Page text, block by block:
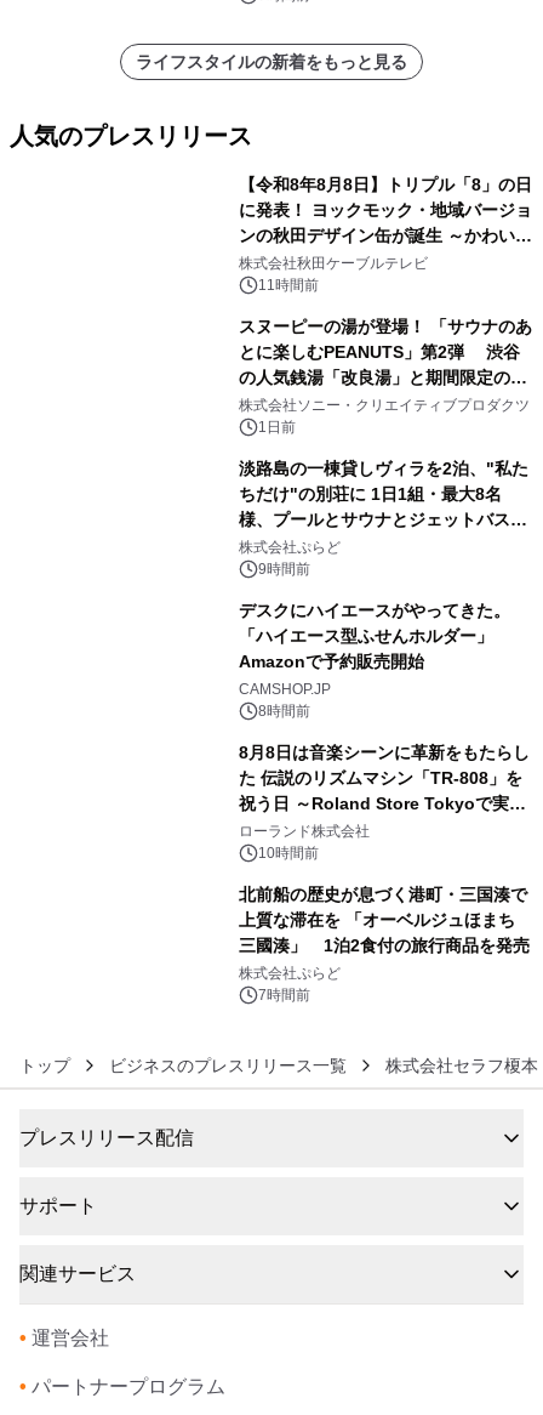
ライフスタイルの新着をもっと見る
人気のプレスリリース
【令和8年8月8日】トリプル「8」の日
に発表！ ヨックモック・地域バージョ
ンの秋田デザイン缶が誕生 ～かわいい
秋田犬の子犬と秋田の四季と名所を巡
るパッケージ～ 9月1日(火)秋田県内で
株式会社秋田ケーブルテレビ
11時間前
スヌーピーの湯が登場！ 「サウナのあ
とに楽しむPEANUTS」第2弾 渋谷
の人気銭湯「改良湯」と期間限定のコ
ラボレーション サウナイキタイコラ
ボグッズも発売決定！
株式会社ソニー・クリエイティブプロダクツ
1日前
淡路島の一棟貸しヴィラを2泊、"私た
ちだけ"の別荘に 1日1組・最大8名
様、プールとサウナとジェットバス付
きで Villa Mon Temps AWAJIの連泊
素泊りプラン
株式会社ぷらど
9時間前
デスクにハイエースがやってきた。
「ハイエース型ふせんホルダー」
Amazonで予約販売開始
CAMSHOP.JP
8時間前
8月8日は音楽シーンに革新をもたらし
た 伝説のリズムマシン「TR-808」を
祝う日 ～Roland Store Tokyoで実機
を展示しての 記念キャンペーンを開
催 英国ラジオ「NTS」の 特別プログ
ラムや、「TR-808」を愛する伝説的
アーティストを フィーチャーしたアニ
メーションを公開～
ローランド株式会社
10時間前
北前船の歴史が息づく港町・三国湊で
上質な滞在を 「オーベルジュほまち
三國湊」 1泊2食付の旅行商品を発売
株式会社ぷらど
7時間前
トップ ビジネスのプレスリリース一覧 株式会社セラフ榎本
プレスリリース配信
サポート
関連サービス
• 運営会社
• パートナープログラム